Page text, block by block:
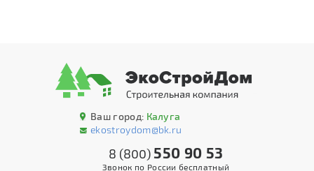
Ваш город: Калуга
ekostroydom@bk.ru
8 (800) 550 90 53
Звонок по России бесплатный